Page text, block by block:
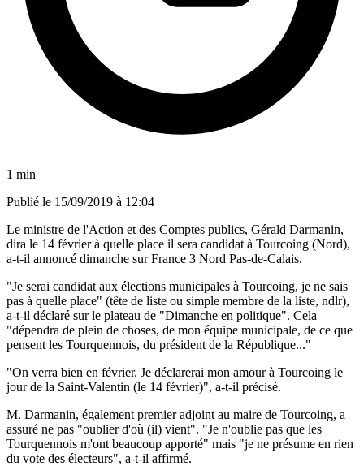
1 min
Publié le 15/09/2019 à 12:04
Le ministre de l'Action et des Comptes publics, Gérald Darmanin,
dira le 14 février à quelle place il sera candidat à Tourcoing (Nord),
a-t-il annoncé dimanche sur France 3 Nord Pas-de-Calais.
"Je serai candidat aux élections municipales à Tourcoing, je ne sais
pas à quelle place" (tête de liste ou simple membre de la liste, ndlr),
a-t-il déclaré sur le plateau de "Dimanche en politique". Cela
"dépendra de plein de choses, de mon équipe municipale, de ce que
pensent les Tourquennois, du président de la République..."
"On verra bien en février. Je déclarerai mon amour à Tourcoing le
jour de la Saint-Valentin (le 14 février)", a-t-il précisé.
M. Darmanin, également premier adjoint au maire de Tourcoing, a
assuré ne pas "oublier d'où (il) vient". "Je n'oublie pas que les
Tourquennois m'ont beaucoup apporté" mais "je ne présume en rien
du vote des électeurs", a-t-il affirmé.